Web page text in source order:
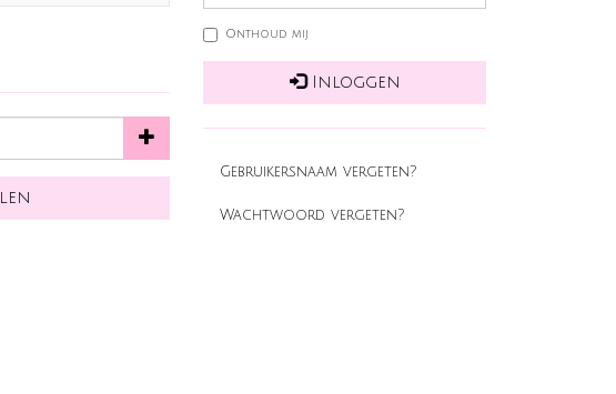
Onthoud mij
Inloggen
Gebruikersnaam vergeten?
Wachtwoord vergeten?